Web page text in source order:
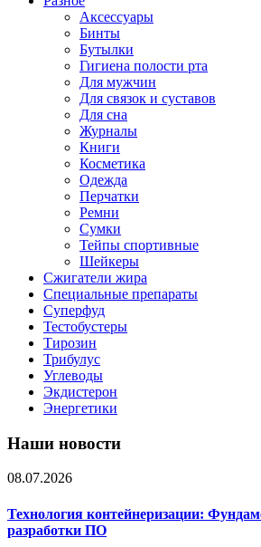
Аксессуары
Бинты
Бутылки
Гигиена полости рта
Для мужчин
Для связок и суставов
Для сна
Журналы
Книги
Косметика
Одежда
Перчатки
Ремни
Сумки
Тейпы спортивные
Шейкеры
Сжигатели жира
Специальные препараты
Суперфуд
Тестобустеры
Тирозин
Трибулус
Углеводы
Экдистерон
Энергетики
Наши новости
08.07.2026
Технология контейнеризации:
разработки ПО